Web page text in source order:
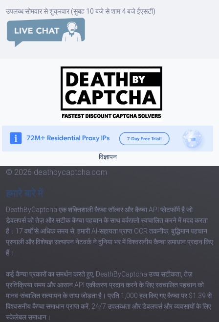
उपलब्ध सोमवार से शुक्रवार (सुबह 10 बजे से शाम 4 बजे ईएसटी)
विज्ञापन
© 2026 deathbycaptcha.com
हमारे बारे में
DeathByCaptcha एक शक्तिशाली कैप्चा सॉल्वर और कैप्चा API प्लेटफॉर्म है जो
डेवलपर्स को तेज़ और सटीक कैप्चा पहचान के साथ वर्कफ़्लो स्वचालित करने में मदद करता
है। 17 वर्षों से अधिक समय से, हमारी AI-सहायता प्राप्त OCR तकनीक, बुद्धिमान पहचान
प्रणाली और विशेषज्ञ सत्यापन नेटवर्क ने दुनिया भर में विश्वसनीय कैप्चा समाधान प्रदान किए
हैं।
कई कैप्चा प्रकारों का समर्थन करते हुए, DeathByCaptcha उच्च सटीकता, तेज़
प्रतिक्रिया समय और आसान API एकीकरण प्रदान करने के लिए स्वचालित पहचान को
मानव-संचालित सत्यापन के साथ जोड़ता है। प्रति 1,000 हल किए गए कैप्चा पर $1.39 से
विश्वसनीय कैप्चा समाधान प्राप्त करें, 24/7 उपलब्धता और डेवलपर्स और व्यवसायों के लिए
स्केलेबल समाधान।